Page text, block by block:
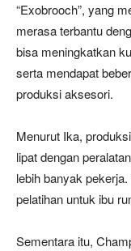
“Exobrooch”, yang
merasa terbantu
bisa meningkatkan
serta mendapat
produksi aksesori.
Menurut Ika,
lipat dengan
lebih banyak
pelatihan untuk ibu
Sementara itu,